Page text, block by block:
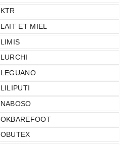
KTR
LAIT ET MIEL
LIMIS
LURCHI
LEGUANO
LILIPUTI
NABOSO
OKBAREFOOT
OBUTEX